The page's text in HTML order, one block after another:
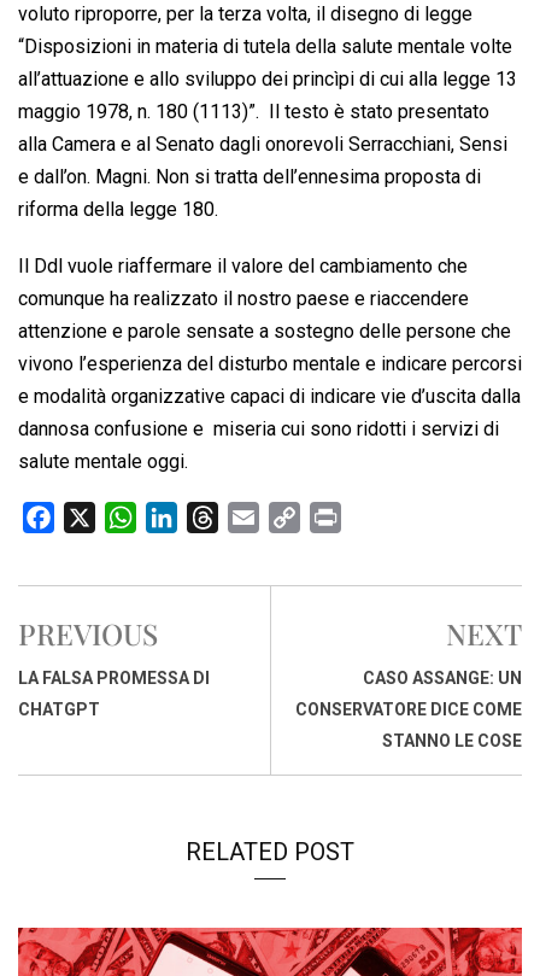
voluto riproporre, per la terza volta, il disegno di legge
“Disposizioni in materia di tutela della salute mentale volte
all’attuazione e allo sviluppo dei princìpi di cui alla legge 13
maggio 1978, n. 180 (1113)”. Il testo è stato presentato
alla Camera e al Senato dagli onorevoli Serracchiani, Sensi
e dall’on. Magni. Non si tratta dell’ennesima proposta di
riforma della legge 180.
Il Ddl vuole riaffermare il valore del cambiamento che
comunque ha realizzato il nostro paese e riaccendere
attenzione e parole sensate a sostegno delle persone che
vivono l’esperienza del disturbo mentale e indicare percorsi
e modalità organizzative capaci di indicare vie d’uscita dalla
dannosa confusione e miseria cui sono ridotti i servizi di
salute mentale oggi.
c
b
o
o
W
a
s
A
n
d
r
a
p
n
i
PREVIOUS
LA FALSA PROMESSA DI
CHATGPT
NEXT
CASO ASSANGE: UN
CONSERVATORE DICE COME
STANNO LE COSE
RELATED POST